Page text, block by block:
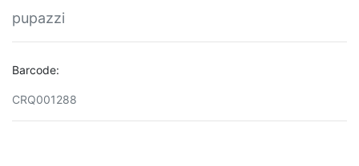
pupazzi
Barcode:
CRQ001288